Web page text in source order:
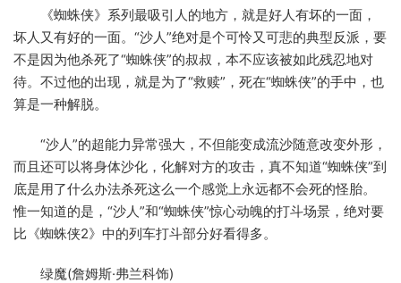
《蜘蛛侠》系列最吸引人的地方，就是好人有坏的一面，
坏人又有好的一面。“沙人”绝对是个可怜又可悲的典型反派，要
不是因为他杀死了“蜘蛛侠”的叔叔，本不应该被如此残忍地对
待。不过他的出现，就是为了“救赎”，死在“蜘蛛侠”的手中，也
算是一种解脱。
“沙人”的超能力异常强大，不但能变成流沙随意改变外形，
而且还可以将身体沙化，化解对方的攻击，真不知道“蜘蛛侠”到
底是用了什么办法杀死这么一个感觉上永远都不会死的怪胎。
惟一知道的是，“沙人”和“蜘蛛侠”惊心动魄的打斗场景，绝对要
比《蜘蛛侠2》中的列车打斗部分好看得多。
绿魔(詹姆斯·弗兰科饰)